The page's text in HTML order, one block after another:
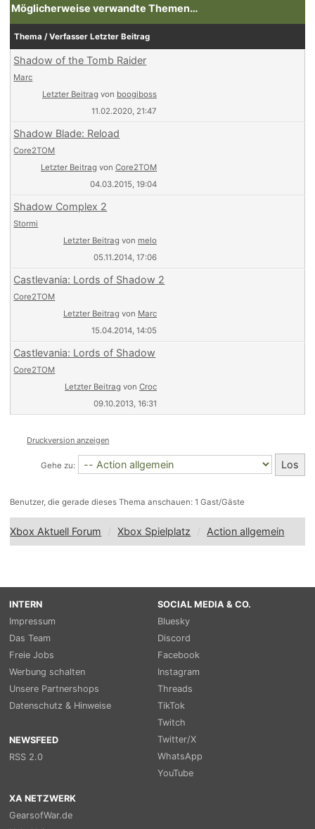
Möglicherweise verwandte Themen…
Thema / Verfasser Letzter Beitrag
Shadow of the Tomb Raider
Marc
Letzter Beitrag von boogiboss
11.02.2020, 21:47
Shadow Blade: Reload
Core2TOM
Letzter Beitrag von Core2TOM
04.03.2015, 19:04
Shadow Complex 2
Stormi
Letzter Beitrag von melo
05.11.2014, 17:06
Castlevania: Lords of Shadow 2
Core2TOM
Letzter Beitrag von Marc
15.04.2014, 14:05
Castlevania: Lords of Shadow
Core2TOM
Letzter Beitrag von Croc
09.10.2013, 16:31
Druckversion anzeigen
Gehe zu:
Benutzer, die gerade dieses Thema anschauen: 1 Gast/Gäste
Xbox Aktuell Forum Xbox Spielplatz Action allgemein
INTERN
Impressum
Das Team
Freie Jobs
Werbung schalten
Unsere Partnershops
Datenschutz & Hinweise
NEWSFEED
RSS 2.0
SOCIAL MEDIA & CO.
Bluesky
Discord
Facebook
Instagram
Threads
TikTok
Twitch
Twitter/X
WhatsApp
YouTube
XA NETZWERK
GearsofWar.de